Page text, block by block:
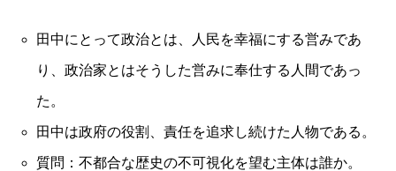
田中にとって政治とは、人民を幸福にする営みであ
り、政治家とはそうした営みに奉仕する人間であっ
た。
田中は政府の役割、責任を追求し続けた人物である。
質問：不都合な歴史の不可視化を望む主体は誰か。